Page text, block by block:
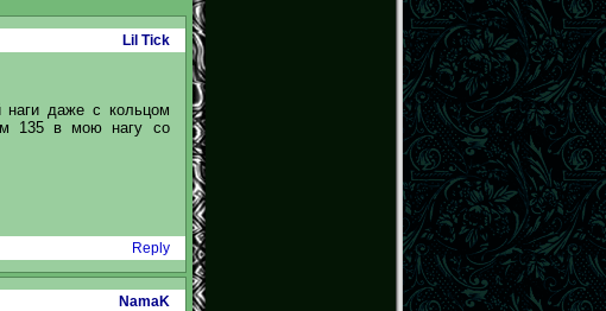
Lil Tick
наги даже с кольцом
135 в мою нагу со
Reply
NamaK